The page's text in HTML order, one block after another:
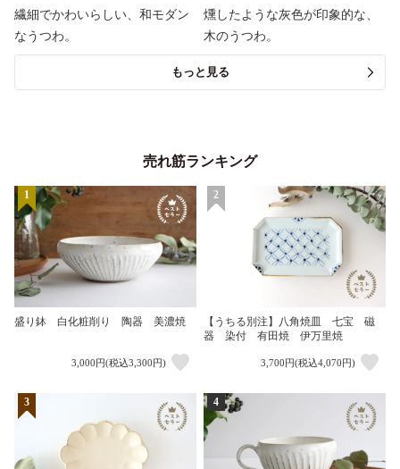
繊細でかわいらしい、和モダン
なうつわ。
燻したような灰色が印象的な、
木のうつわ。
もっと見る
売れ筋ランキング
1
盛り鉢 白化粧削り 陶器 美濃焼
3,000円(税込3,300円)
2
【うちる別注】八角焼皿 七宝 磁
器 染付 有田焼 伊万里焼
3,700円(税込4,070円)
3 4